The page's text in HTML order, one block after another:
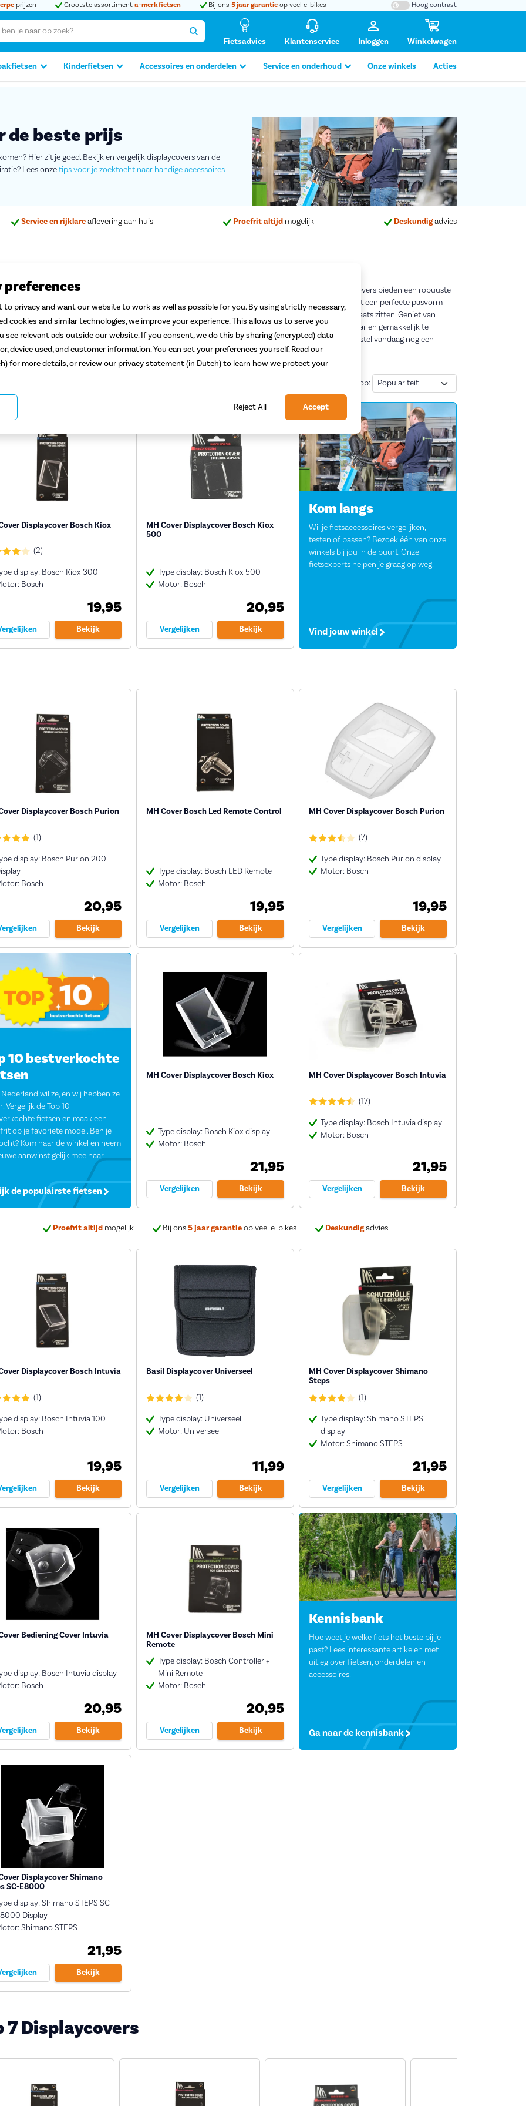
prijzen Grootste assortiment a-merk fietsen Bij ons 5 jaar garantie op veel e-bikes Hoog contrast
Fietsadvies Klantenservice Inloggen Winkelwagen
Kinderfietsen Accessoires en onderdelen Service en onderhoud Onze winkels Acties
de beste prijs
Hier zit je goed. Bekijk en vergelijk displaycovers van de
Lees onzetips voor je zoektocht naar handige accessoires
Service en rijklareaflevering aan huis Proefrit altijd mogelijk Deskundigadvies
het hart van je e-bike met onze hoogwaardige displaycovers voor de fiets. De speciaal ontworpen covers bieden een robuuste
tegen stof, krassen en weersinvloeden, waardoor de levensduur van je display verlengd wordt. Met een perfecte pasvorm
modellen en merken, zijn onze covers eenvoudig te installeren en blijven ze stevig op hun plaats zitten. Geniet van
fietsritten, wetende dat je display beschermd is. De covers laten je display nog steeds duidelijk leesbaar en gemakkelijk te
zijn. En zijn ook voor afneembare displays geschikt. Investeer in de duurzaamheid van je e-bike en bestel vandaag nog een
voor langdurig fietsplezier.
Sorteer op: Sorteren
Displaycover Bosch Kiox
(2)
display: Bosch Kiox 300
Bosch
19,95
Bekijk
MH Cover Displaycover Bosch Kiox
500
Type display: Bosch Kiox 500
Motor: Bosch
20,95
Vergelijken Bekijk
Kom langs
Wil je fietsaccessoires vergelijken,
testen of passen? Bezoek één van onze
winkels bij jou in de buurt. Onze
fietsexperts helpen je graag op weg.
Vind jouw winkel
Displaycover Bosch Purion
(1)
display: Bosch Purion 200
Bosch
20,95
Bekijk
MH Cover Bosch Led Remote Control
Type display: Bosch LED Remote
Motor: Bosch
19,95
Vergelijken Bekijk
MH Cover Displaycover Bosch Purion
(7)
Type display: Bosch Purion display
Motor: Bosch
19,95
Vergelijken Bekijk
10 bestverkochte
wil ze, en wij hebben ze
Vergelijk de Top 10
fietsen en maak een
op je favoriete model. Ben je
Kom naar de winkel en neem
aanwinst gelijk mee naar
de populairste fietsen
MH Cover Displaycover Bosch Kiox
Type display: Bosch Kiox display
Motor: Bosch
21,95
Vergelijken Bekijk
MH Cover Displaycover Bosch Intuvia
(17)
Type display: Bosch Intuvia display
Motor: Bosch
21,95
Vergelijken Bekijk
Proefrit altijdmogelijk Bij ons5 jaar garantieop veel e-bikes Deskundigadvies
Displaycover Bosch Intuvia
(1)
display: Bosch Intuvia 100
Bosch
19,95
Bekijk
Basil Displaycover Universeel
(1)
Type display: Universeel
Motor: Universeel
11,99
Vergelijken Bekijk
MH Cover Displaycover Shimano
Steps
(1)
Type display: Shimano STEPS
display
Motor: Shimano STEPS
21,95
Vergelijken Bekijk
Bediening Cover Intuvia
display: Bosch Intuvia display
Bosch
20,95
Bekijk
MH Cover Displaycover Bosch Mini
Remote
Type display: Bosch Controller +
Mini Remote
Motor: Bosch
20,95
Vergelijken Bekijk
Kennisbank
Hoe weet je welke fiets het beste bij je
past? Lees interessante artikelen met
uitleg over fietsen, onderdelen en
accessoires.
Ga naar de kennisbank
Displaycover Shimano
SC-E8000
display: Shimano STEPS SC-
Display
Shimano STEPS
21,95
Bekijk
7 Displaycovers
preferences
to privacy and want our website to work as well as possible for you. By using strictly necessary,
cookies and similar technologies, we improve your experience. This allows us to serve you
see relevant ads outside our website. If you consent, we do this by sharing (encrypted) data
device used, and customer information. You can set your preferences yourself. Read our
for more details, or review our privacy statement (in Dutch) to learn how we protect your
Reject All Accept